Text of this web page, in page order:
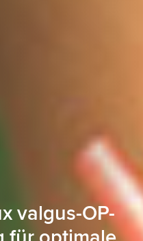
valgus-OP-